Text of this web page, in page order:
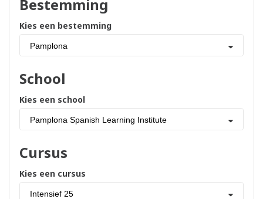
Bestemming
Kies een bestemming
Pamplona
School
Kies een school
Pamplona Spanish Learning Institute
Cursus
Kies een cursus
Intensief 25